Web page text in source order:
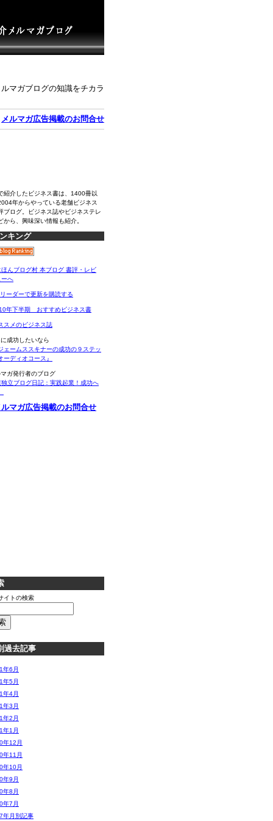
マガブログの知識をチカラ
メルマガ広告掲載のお問合せ
紹介したビジネス書は、1400冊以
年からやっている老舗ビジネス
ブログ。ビジネス誌やビジネステレ
から、興味深い情報も紹介。
キング
ーダーで更新を購読する
年下半期 おすすめビジネス書
スメのビジネス誌
に成功したいなら
ェームススキナーの成功の９ステッ
ーディオコース』
マガ発行者のブログ
独立ブログ日記：実践起業！成功へ
マガ広告掲載のお問合せ
イトの検索
過去記事
年6月
年5月
年4月
年3月
年2月
年1月
年12月
年11月
年10月
年9月
年8月
年7月
年月別記事